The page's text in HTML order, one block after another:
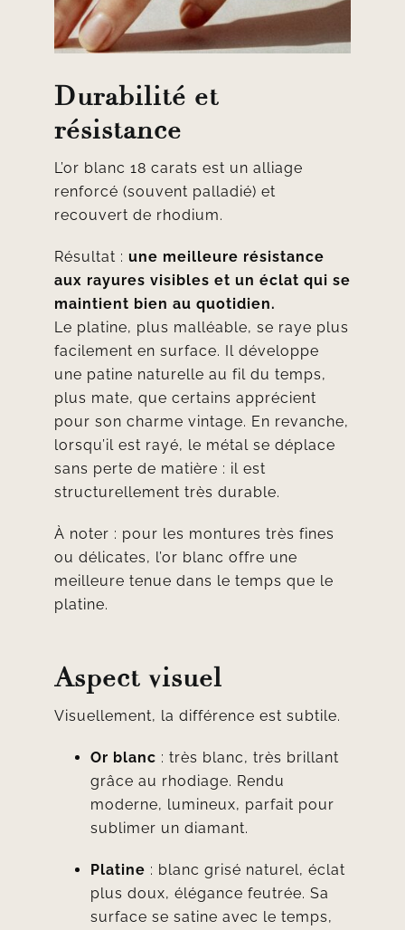
Durabilité et
résistance
L’or blanc 18 carats est un alliage
renforcé (souvent palladié) et
recouvert de rhodium.
Résultat : une meilleure résistance
aux rayures visibles et un éclat qui se
maintient bien au quotidien.
Le platine, plus malléable, se raye plus
facilement en surface. Il développe
une patine naturelle au fil du temps,
plus mate, que certains apprécient
pour son charme vintage. En revanche,
lorsqu’il est rayé, le métal se déplace
sans perte de matière : il est
structurellement très durable.
À noter : pour les montures très fines
ou délicates, l’or blanc offre une
meilleure tenue dans le temps que le
platine.
Aspect visuel
Visuellement, la différence est subtile.
Or blanc : très blanc, très brillant
grâce au rhodiage. Rendu
moderne, lumineux, parfait pour
sublimer un diamant.
Platine : blanc grisé naturel, éclat
plus doux, élégance feutrée. Sa
surface se satine avec le temps,